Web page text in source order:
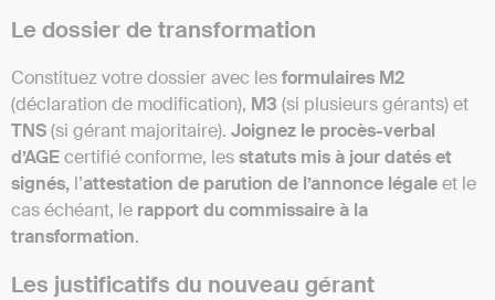
Le dossier de transformation
Constituez votre dossier avec lesformulaires M2
(déclaration de modification), M3 (si plusieurs gérants) et
TNS(si gérant majoritaire). Joignez le procès-verbal
d’AGEcertifié conforme, lesstatuts mis à jour datés et
signés, l’attestation de parution de l’annonce légaleet le
cas échéant, le rapport du commissaire à la
transformation.
Les justificatifs du nouveau gérant